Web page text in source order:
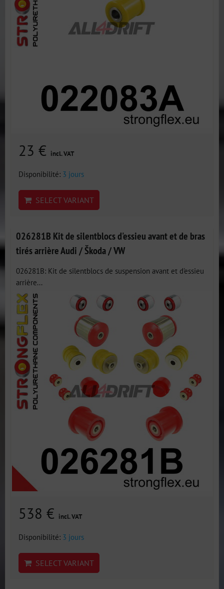
23 € incl. VAT
Disponibilité: 3 jours
SELECT VARIANT
026281B Kit de silentblocs d'essieu avant et de bras
tirés arrière Audi / Škoda / VW
026281B: Kit de silentblocs de suspension avant et d'essieu
arrière...
538 € incl. VAT
Disponibilité: 3 jours
SELECT VARIANT